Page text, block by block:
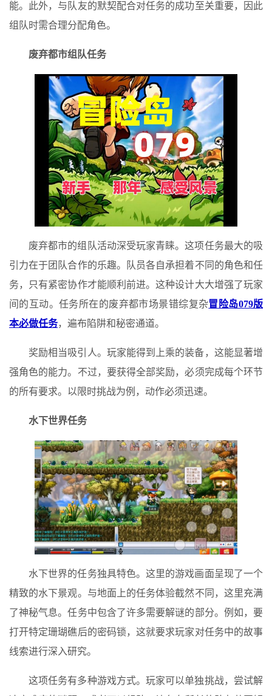
能。此外，与队友的默契配合对任务的成功至关重要，因此
组队时需合理分配角色。
废弃都市组队任务
废弃都市的组队活动深受玩家青睐。这项任务最大的吸
引力在于团队合作的乐趣。队员各自承担着不同的角色和任
务，只有紧密协作才能顺利前进。这种设计大大增强了玩家
间的互动。任务所在的废弃都市场景错综复杂冒险岛079版
本必做任务，遍布陷阱和秘密通道。
奖励相当吸引人。玩家能得到上乘的装备，这能显著增
强角色的能力。不过，要获得全部奖励，必须完成每个环节
的所有要求。以限时挑战为例，动作必须迅速。
水下世界任务
水下世界的任务独具特色。这里的游戏画面呈现了一个
精致的水下景观。与地面上的任务体验截然不同，这里充满
了神秘气息。任务中包含了许多需要解谜的部分。例如，要
打开特定珊瑚礁后的密码锁，这就要求玩家对任务中的故事
线索进行深入研究。
这项任务有多种游戏方式。玩家可以单独挑战，尝试解